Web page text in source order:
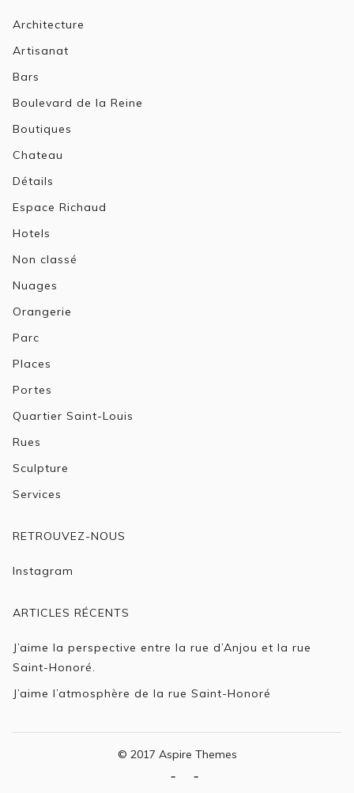
Architecture
Artisanat
Bars
Boulevard de la Reine
Boutiques
Chateau
Détails
Espace Richaud
Hotels
Non classé
Nuages
Orangerie
Parc
Places
Portes
Quartier Saint-Louis
Rues
Sculpture
Services
RETROUVEZ-NOUS
Instagram
ARTICLES RÉCENTS
J’aime la perspective entre la rue d’Anjou et la rue
Saint-Honoré.
J’aime l’atmosphère de la rue Saint-Honoré
© 2017 Aspire Themes
A L’Histoire